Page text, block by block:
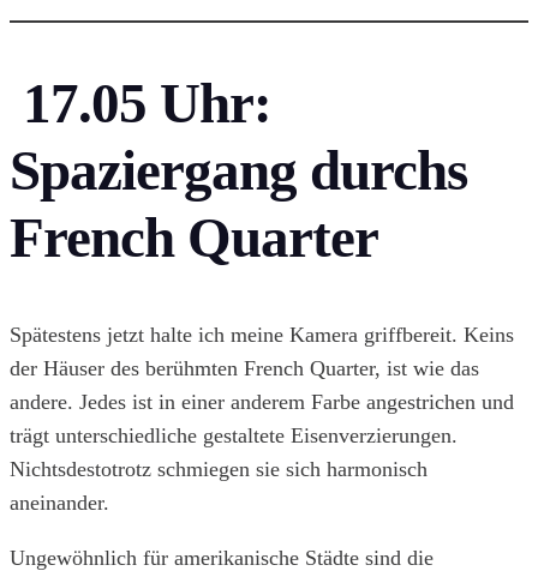
17.05 Uhr:
Spaziergang durchs
French Quarter
Spätestens jetzt halte ich meine Kamera griffbereit. Keins
der Häuser des berühmten French Quarter, ist wie das
andere. Jedes ist in einer anderem Farbe angestrichen und
trägt unterschiedliche gestaltete Eisenverzierungen.
Nichtsdestotrotz schmiegen sie sich harmonisch
aneinander.
Ungewöhnlich für amerikanische Städte sind die